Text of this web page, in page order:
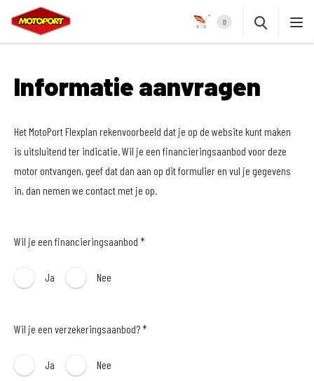
0
Informatie aanvragen
Het MotoPort Flexplan rekenvoorbeeld dat je op de website kunt maken
is uitsluitend ter indicatie. Wil je een financieringsaanbod voor deze
motor ontvangen, geef dat dan aan op dit formulier en vul je gegevens
in, dan nemen we contact met je op.
Wil je een financieringsaanbod *
Ja Nee
Wil je een verzekeringsaanbod? *
Ja Nee